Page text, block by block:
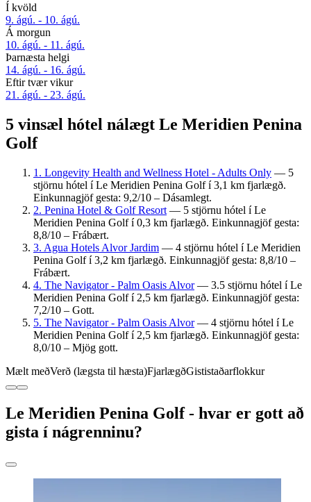
Í kvöld
9. ágú. - 10. ágú.
Á morgun
10. ágú. - 11. ágú.
Þarnæsta helgi
14. ágú. - 16. ágú.
Eftir tvær vikur
21. ágú. - 23. ágú.
5 vinsæl hótel nálægt Le Meridien Penina
Golf
1. Longevity Health and Wellness Hotel - Adults Only — 5
stjörnu hótel í Le Meridien Penina Golf í 3,1 km fjarlægð.
Einkunnagjöf gesta: 9,2/10 – Dásamlegt.
2. Penina Hotel & Golf Resort — 5 stjörnu hótel í Le
Meridien Penina Golf í 0,3 km fjarlægð. Einkunnagjöf gesta:
8,8/10 – Frábært.
3. Agua Hotels Alvor Jardim — 4 stjörnu hótel í Le Meridien
Penina Golf í 3,2 km fjarlægð. Einkunnagjöf gesta: 8,8/10 –
Frábært.
4. The Navigator - Palm Oasis Alvor— 3.5 stjörnu hótel í Le
Meridien Penina Golf í 2,5 km fjarlægð. Einkunnagjöf gesta:
7,2/10 – Gott.
5. The Navigator - Palm Oasis Alvor— 4 stjörnu hótel í Le
Meridien Penina Golf í 2,5 km fjarlægð. Einkunnagjöf gesta:
8,0/10 – Mjög gott.
Mælt meðVerð (lægsta til hæsta)FjarlægðGististaðarflokkur
Le Meridien Penina Golf - hvar er gott að
gista í nágrenninu?